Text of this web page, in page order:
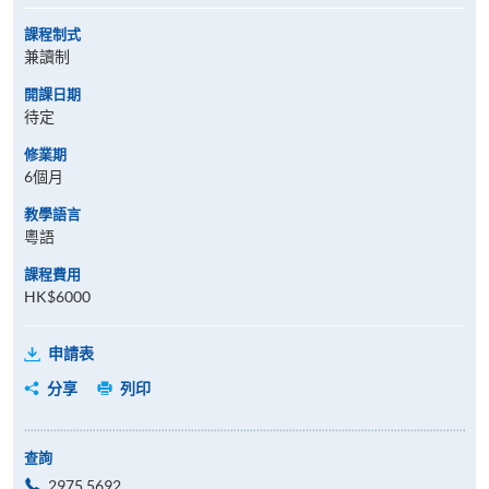
課程制式
兼讀制
開課日期
待定
修業期
6個月
教學語言
粵語
課程費用
HK$6000
申請表
分享
列印
查詢
2975 5692